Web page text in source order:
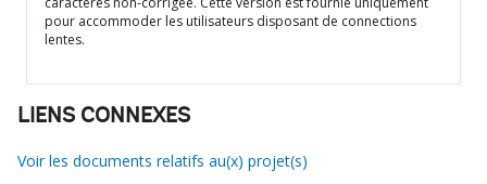
pour accommoder les utilisateurs disposant de connections
lentes.
LIENS CONNEXES
Voir les documents relatifs au(x) projet(s)